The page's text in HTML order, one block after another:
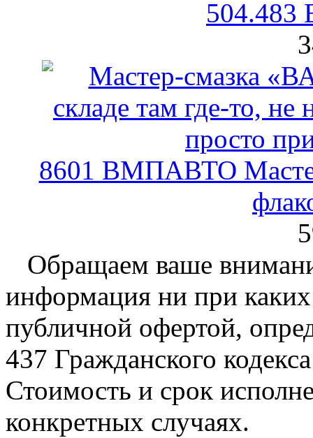
504.483
8601 ВМПАВТО
Обращаем ваше
информация ни при каких
публичной офертой,
437 Гражданского
Стоимость и срок
конкретных случаях.